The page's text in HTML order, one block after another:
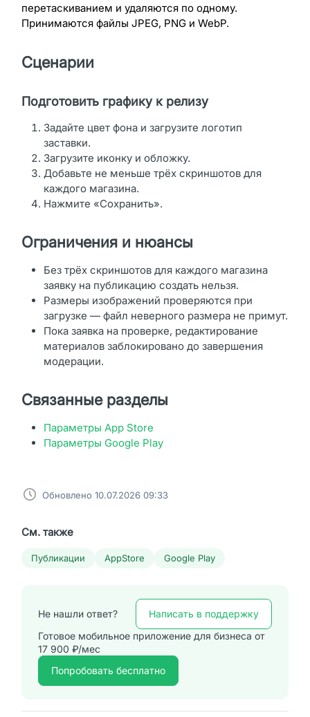
перетаскиванием и удаляются по одному.
Принимаются файлы JPEG, PNG и WebP.
Сценарии
Подготовить графику к релизу
Задайте цвет фона и загрузите логотип
заставки.
Загрузите иконку и обложку.
Добавьте не меньше трёх скриншотов для
каждого магазина.
Нажмите «Сохранить».
Ограничения и нюансы
Без трёх скриншотов для каждого магазина
заявку на публикацию создать нельзя.
Размеры изображений проверяются при
загрузке — файл неверного размера не примут.
Пока заявка на проверке, редактирование
материалов заблокировано до завершения
модерации.
Связанные разделы
Параметры App Store
Параметры Google Play
Обновлено 10.07.2026 09:33
См. также
Публикации AppStore Google Play
Не нашли ответ?
Написать в поддержку
Готовое мобильное приложение для бизнеса от
17 900 ₽/мес
Попробовать бесплатно